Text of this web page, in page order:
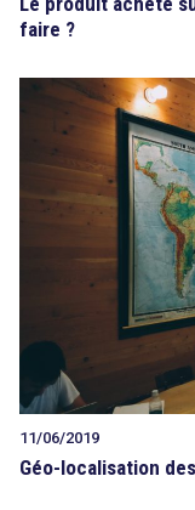
faire ?
11/06/2019
Géo-localisation